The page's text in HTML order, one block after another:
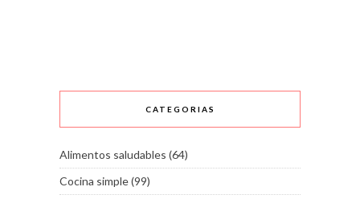
CATEGORIAS
Alimentos saludables (64)
Cocina simple(99)